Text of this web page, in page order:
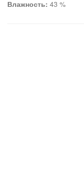
Влажность: 43 %